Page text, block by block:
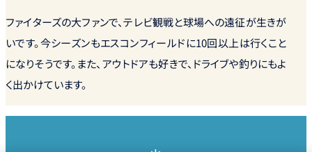
ファイターズの大ファンで、テレビ観戦と球場への遠征が生きが
いです。今シーズンもエスコンフィールドに10回以上は行くこと
になりそうです。また、アウトドアも好きで、ドライブや釣りにもよ
く出かけています。